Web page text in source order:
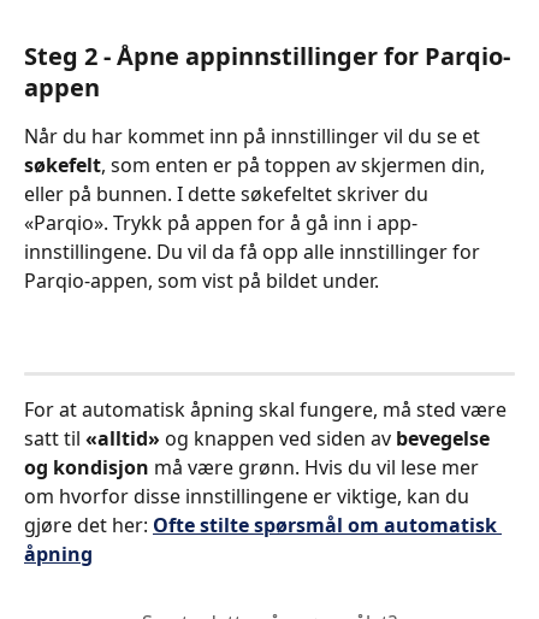
Steg 2 - Åpne appinnstillinger for Parqio-
appen
Når du har kommet inn på innstillinger vil du se et
søkefelt, som enten er på toppen av skjermen din,
eller på bunnen. I dette søkefeltet skriver du
«Parqio». Trykk på appen for å gå inn i app-
innstillingene. Du vil da få opp alle innstillinger for
Parqio-appen, som vist på bildet under.
For at automatisk åpning skal fungere, må sted være
satt til «alltid» og knappen ved siden av bevegelse
og kondisjon må være grønn. Hvis du vil lese mer
om hvorfor disse innstillingene er viktige, kan du
gjøre det her: Ofte stilte spørsmål om automatisk
åpning